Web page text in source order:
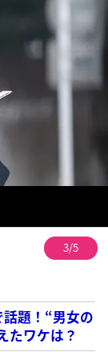
3/5
話題！“男女の
たワケは？